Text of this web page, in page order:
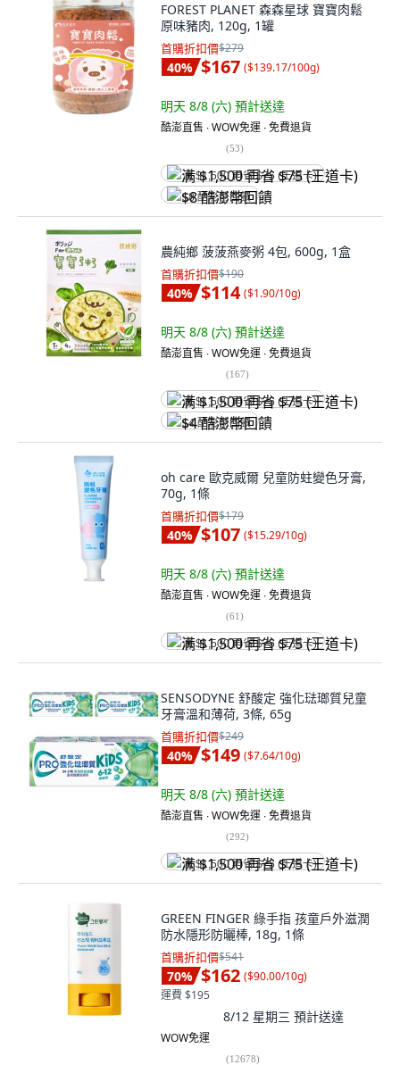
FOREST PLANET 森森星球 寶寶肉鬆
原味豬肉, 120g, 1罐
首購折扣價$279
40% $167 ($139.17/100g)
明天 8/8 (六) 預計送達
酷澎直售 ∙ WOW免運 ∙ 免費退貨
(53)
满 $1,500 再省 $75 (王道卡)
$8 酷澎幣回饋
農純鄉 菠菠燕麥粥 4包, 600g, 1盒
首購折扣價$190
40% $114 ($1.90/10g)
明天 8/8 (六) 預計送達
酷澎直售 ∙ WOW免運 ∙ 免費退貨
(167)
满 $1,500 再省 $75 (王道卡)
$4 酷澎幣回饋
oh care 歐克威爾 兒童防蛀變色牙膏,
70g, 1條
首購折扣價$179
40% $107 ($15.29/10g)
明天 8/8 (六) 預計送達
酷澎直售 ∙ WOW免運 ∙ 免費退貨
(61)
满 $1,500 再省 $75 (王道卡)
SENSODYNE 舒酸定 強化琺瑯質兒童
牙膏溫和薄荷, 3條, 65g
首購折扣價$249
40% $149 ($7.64/10g)
明天 8/8 (六) 預計送達
酷澎直售 ∙ WOW免運 ∙ 免費退貨
(292)
满 $1,500 再省 $75 (王道卡)
GREEN FINGER 綠手指 孩童戶外滋潤
防水隱形防曬棒, 18g, 1條
首購折扣價$541
70% $162 ($90.00/10g)
運費 $195
8/12 星期三 預計送達
WOW免運
(12678)